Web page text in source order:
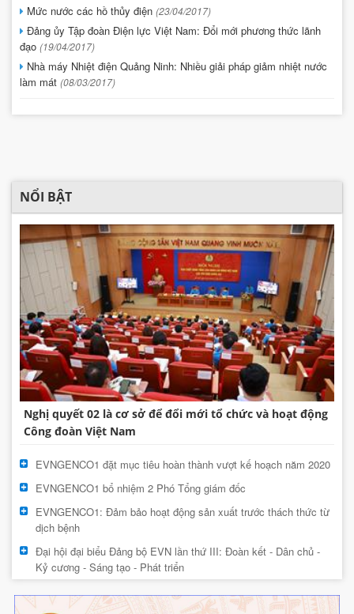
Mức nước các hồ thủy điện (23/04/2017)
Đảng ủy Tập đoàn Điện lực Việt Nam: Đổi mới phương thức lãnh
đạo (19/04/2017)
Nhà máy Nhiệt điện Quảng Ninh: Nhiều giải pháp giảm nhiệt nước
làm mát (08/03/2017)
NỔI BẬT
Nghị quyết 02 là cơ sở để đổi mới tổ chức và hoạt động
Công đoàn Việt Nam
EVNGENCO1 đặt mục tiêu hoàn thành vượt kế hoạch năm 2020
EVNGENCO1 bổ nhiệm 2 Phó Tổng giám đốc
EVNGENCO1: Đảm bảo hoạt động sản xuất trước thách thức từ
dịch bệnh
Đại hội đại biểu Đảng bộ EVN lần thứ III: Đoàn kết - Dân chủ -
Kỷ cương - Sáng tạo - Phát triển